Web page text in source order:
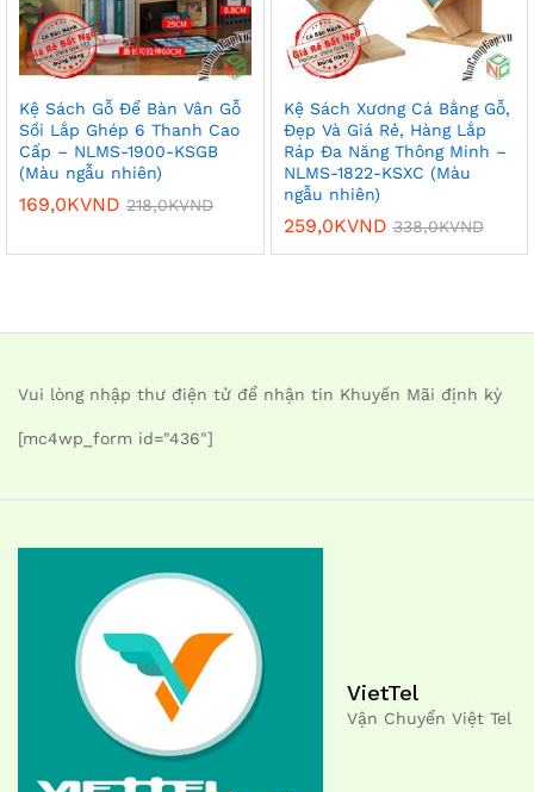
Kệ Sách Gỗ Để Bàn Vân Gỗ
Sồi Lắp Ghép 6 Thanh Cao
Cấp – NLMS-1900-KSGB
(Màu ngẫu nhiên)
169,0KVND 218,0KVND
Kệ Sách Xương Cá Bằng Gỗ,
Đẹp Và Giá Rẻ, Hàng Lắp
Ráp Đa Năng Thông Minh –
NLMS-1822-KSXC (Màu
ngẫu nhiên)
259,0KVND 338,0KVND
Vui lòng nhập thư điện tử để nhận tin Khuyến Mãi định kỳ
[mc4wp_form id="436"]
VietTel
Vận Chuyển Việt Tel